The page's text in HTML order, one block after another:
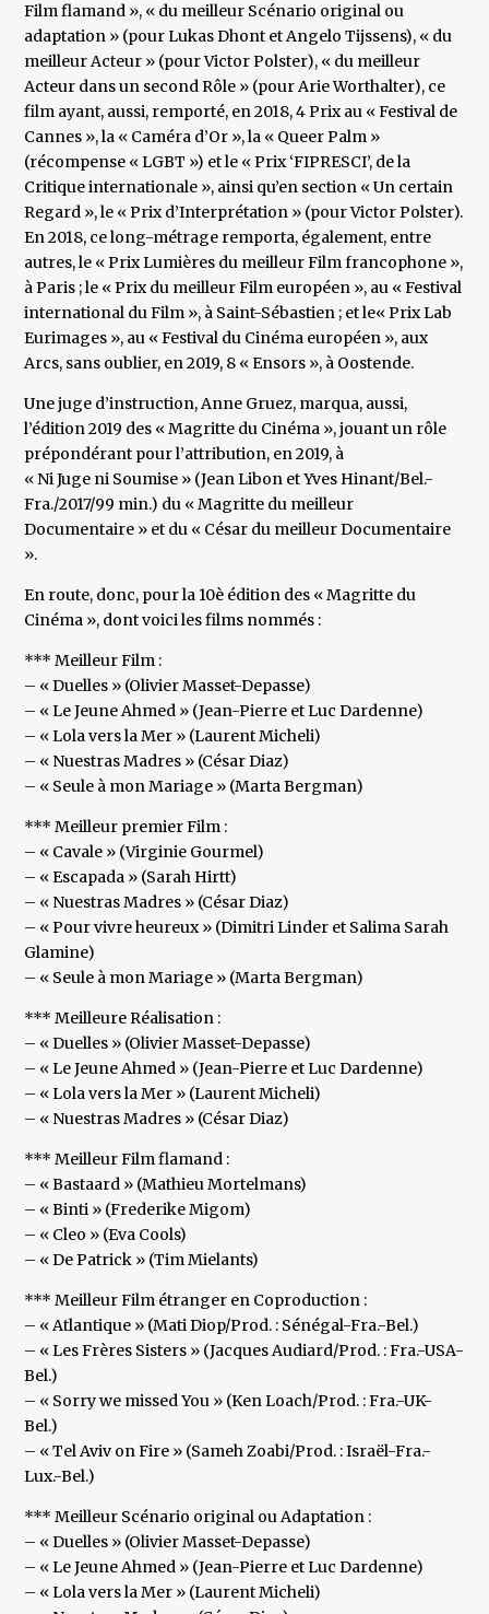
Film flamand », « du meilleur Scénario original ou
adaptation » (pour Lukas Dhont et Angelo Tijssens), « du
meilleur Acteur » (pour Victor Polster), « du meilleur
Acteur dans un second Rôle » (pour Arie Worthalter), ce
film ayant, aussi, remporté, en 2018, 4 Prix au « Festival de
Cannes », la « Caméra d’Or », la « Queer Palm »
(récompense « LGBT ») et le « Prix ‘FIPRESCI’, de la
Critique internationale », ainsi qu’en section « Un certain
Regard », le « Prix d’Interprétation » (pour Victor Polster).
En 2018, ce long-métrage remporta, également, entre
autres, le « Prix Lumières du meilleur Film francophone »,
à Paris ; le « Prix du meilleur Film européen », au « Festival
international du Film », à Saint-Sébastien ; et le« Prix Lab
Eurimages », au « Festival du Cinéma européen », aux
Arcs, sans oublier, en 2019, 8 « Ensors », à Oostende.
Une juge d’instruction, Anne Gruez, marqua, aussi,
l’édition 2019 des « Magritte du Cinéma », jouant un rôle
prépondérant pour l’attribution, en 2019, à
« Ni Juge ni Soumise » (Jean Libon et Yves Hinant/Bel.-
Fra./2017/99 min.) du « Magritte du meilleur
Documentaire » et du « César du meilleur Documentaire
».
En route, donc, pour la 10è édition des « Magritte du
Cinéma », dont voici les films nommés :
*** Meilleur Film :
– « Duelles » (Olivier Masset-Depasse)
– « Le Jeune Ahmed » (Jean-Pierre et Luc Dardenne)
– « Lola vers la Mer » (Laurent Micheli)
– « Nuestras Madres » (César Diaz)
– « Seule à mon Mariage » (Marta Bergman)
*** Meilleur premier Film :
– « Cavale » (Virginie Gourmel)
– « Escapada » (Sarah Hirtt)
– « Nuestras Madres » (César Diaz)
– « Pour vivre heureux » (Dimitri Linder et Salima Sarah
Glamine)
– « Seule à mon Mariage » (Marta Bergman)
*** Meilleure Réalisation :
– « Duelles » (Olivier Masset-Depasse)
– « Le Jeune Ahmed » (Jean-Pierre et Luc Dardenne)
– « Lola vers la Mer » (Laurent Micheli)
– « Nuestras Madres » (César Diaz)
*** Meilleur Film flamand :
– « Bastaard » (Mathieu Mortelmans)
– « Binti » (Frederike Migom)
– « Cleo » (Eva Cools)
– « De Patrick » (Tim Mielants)
*** Meilleur Film étranger en Coproduction :
– « Atlantique » (Mati Diop/Prod. : Sénégal-Fra.-Bel.)
– « Les Frères Sisters » (Jacques Audiard/Prod. : Fra.-USA-
Bel.)
– « Sorry we missed You » (Ken Loach/Prod. : Fra.-UK-
Bel.)
– « Tel Aviv on Fire » (Sameh Zoabi/Prod. : Israël-Fra.-
Lux.-Bel.)
*** Meilleur Scénario original ou Adaptation :
– « Duelles » (Olivier Masset-Depasse)
– « Le Jeune Ahmed » (Jean-Pierre et Luc Dardenne)
– « Lola vers la Mer » (Laurent Micheli)